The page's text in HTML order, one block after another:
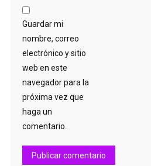
Guardar mi
nombre, correo
electrónico y sitio
web en este
navegador para la
próxima vez que
haga un
comentario.